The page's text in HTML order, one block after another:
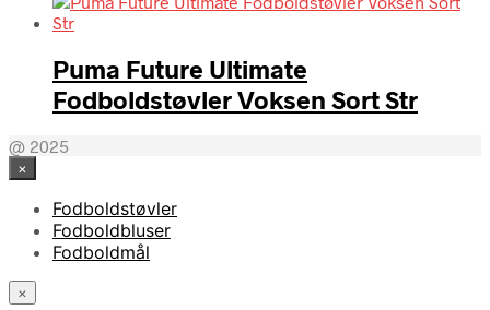
Puma Future Ultimate
Fodboldstøvler Voksen Sort Str
@ 2025
×
Fodboldstøvler
Fodboldbluser
Fodboldmål
×